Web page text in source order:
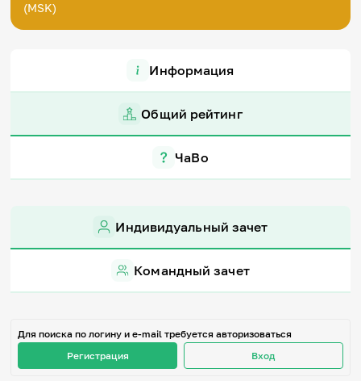
Итоги событий
Знания в тестах
Настолка
Стихи
Школа наставников
IT-урок
Незрячим
Регистрация Вход
(MSK)
Информация
Общий рейтинг
ЧаВо
Индивидуальный зачет
Командный зачет
Для поиска по логину и e-mail требуется авторизоваться
Регистрация
Вход